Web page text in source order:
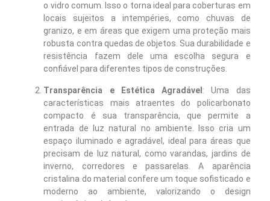
o vidro comum. Isso o torna ideal para coberturas em
locais sujeitos a intempéries, como chuvas de
granizo, e em áreas que exigem uma proteção mais
robusta contra quedas de objetos. Sua durabilidade e
resistência fazem dele uma escolha segura e
confiável para diferentes tipos de construções.
Transparência e Estética Agradável: Uma das
características mais atraentes do policarbonato
compacto é sua transparência, que permite a
entrada de luz natural no ambiente. Isso cria um
espaço iluminado e agradável, ideal para áreas que
precisam de luz natural, como varandas, jardins de
inverno, corredores e passarelas. A aparência
cristalina do material confere um toque sofisticado e
moderno ao ambiente, valorizando o design